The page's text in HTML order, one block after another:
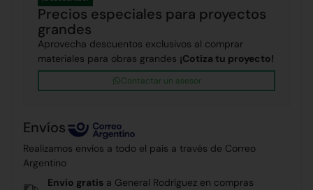
Precios especiales para proyectos
grandes
Aprovecha descuentos exclusivos al comprar
materiales para obras grandes ¡Cotiza tu proyecto!
Contactar un asesor
Envíos
Realizamos envíos a todo el país a través de Correo
Argentino
Envío gratis a General Rodríguez en compras